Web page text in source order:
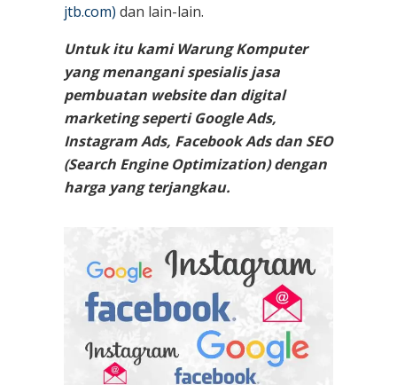
jtb.com) dan lain-lain.
Untuk itu kami Warung Komputer
yang menangani spesialis jasa
pembuatan website dan digital
marketing seperti Google Ads,
Instagram Ads, Facebook Ads dan SEO
(Search Engine Optimization) dengan
harga yang terjangkau.